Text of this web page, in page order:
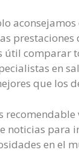
prestaciones
útil comparar
en
que los
noticias para
en el